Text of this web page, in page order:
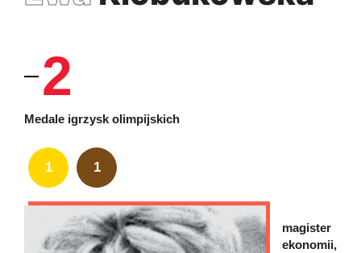
2
Medale igrzysk olimpijskich
1 1
magister
ekonomii,